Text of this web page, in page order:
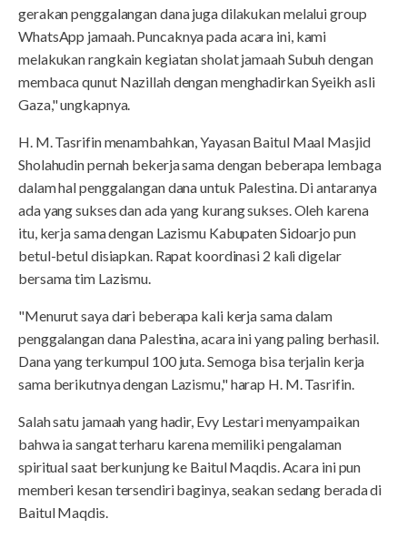
gerakan penggalangan dana juga dilakukan melalui group
WhatsApp jamaah. Puncaknya pada acara ini, kami
melakukan rangkain kegiatan sholat jamaah Subuh dengan
membaca qunut Nazillah dengan menghadirkan Syeikh asli
Gaza," ungkapnya.
H. M. Tasrifin menambahkan, Yayasan Baitul Maal Masjid
Sholahudin pernah bekerja sama dengan beberapa lembaga
dalam hal penggalangan dana untuk Palestina. Di antaranya
ada yang sukses dan ada yang kurang sukses. Oleh karena
itu, kerja sama dengan Lazismu Kabupaten Sidoarjo pun
betul-betul disiapkan. Rapat koordinasi 2 kali digelar
bersama tim Lazismu.
"Menurut saya dari beberapa kali kerja sama dalam
penggalangan dana Palestina, acara ini yang paling berhasil.
Dana yang terkumpul 100 juta. Semoga bisa terjalin kerja
sama berikutnya dengan Lazismu," harap H. M. Tasrifin.
Salah satu jamaah yang hadir, Evy Lestari menyampaikan
bahwa ia sangat terharu karena memiliki pengalaman
spiritual saat berkunjung ke Baitul Maqdis. Acara ini pun
memberi kesan tersendiri baginya, seakan sedang berada di
Baitul Maqdis.